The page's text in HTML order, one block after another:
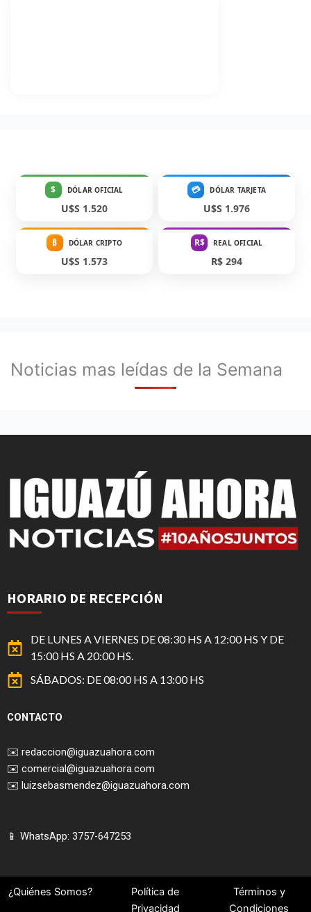
$ DÓLAR OFICIAL
U$S 1.520
💳 DÓLAR TARJETA
U$S 1.976
₿ DÓLAR CRIPTO
U$S 1.573
R$ REAL OFICIAL
R$ 294
Noticias mas leídas de la Semana
HORARIO DE RECEPCIÓN
DE LUNES A VIERNES DE 08:30 HS A 12:00 HS Y DE
15:00 HS A 20:00 HS.
SÁBADOS: DE 08:00 HS A 13:00 HS
CONTACTO
✉️ redaccion@iguazuahora.com
✉️ comercial@iguazuahora.com
✉️ luizsebasmendez@iguazuahora.com
📱 WhatsApp: 3757-647253
¿Quiénes Somos?
Política de
Privacidad
Términos y
Condiciones